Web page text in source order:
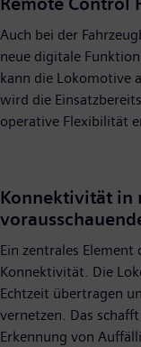
Remote Control
Auch bei der
neue digitale
kann die Lokomotive
wird die
operative Flexibilität
Konnektivität in
Ein zentrales
Konnektivität. Die
Echtzeit übertragen
vernetzen. Das
Erkennung von